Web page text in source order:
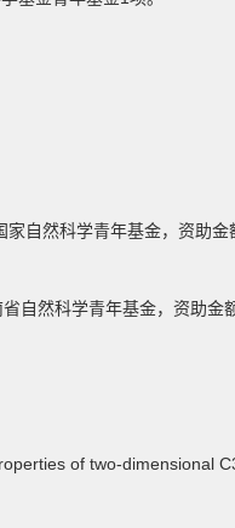
自然科学青年基金，资助
自然科学青年基金，资助
of two-dimensional